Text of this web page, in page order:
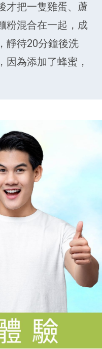
才把一隻雞蛋、蘆
粉混合在一起，成
靜待20分鐘後洗
因為添加了蜂蜜，